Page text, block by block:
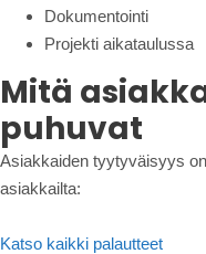
Dokumentointi
Projekti aikataulussa
Mitä
puhuvat
Asiakkaiden tyytyväisyys
asiakkailta:
Katso kaikki palautteet